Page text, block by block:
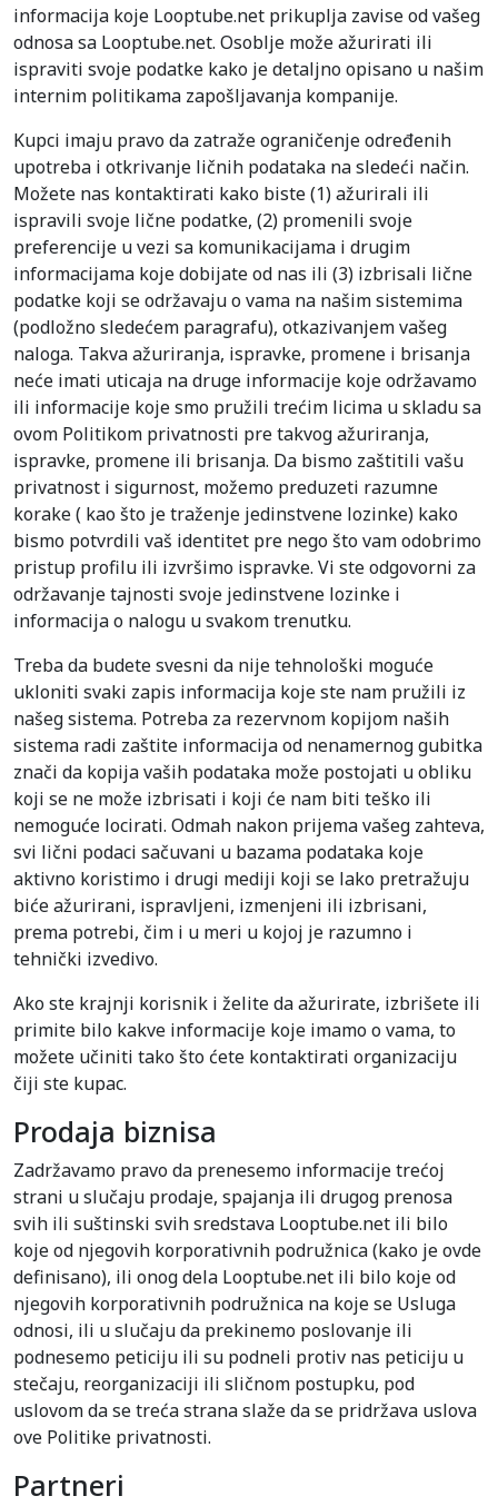
informacija koje Looptube.net prikuplja zavise od vašeg
odnosa sa Looptube.net. Osoblje može ažurirati ili
ispraviti svoje podatke kako je detaljno opisano u našim
internim politikama zapošljavanja kompanije.
Kupci imaju pravo da zatraže ograničenje određenih
upotreba i otkrivanje ličnih podataka na sledeći način.
Možete nas kontaktirati kako biste (1) ažurirali ili
ispravili svoje lične podatke, (2) promenili svoje
preferencije u vezi sa komunikacijama i drugim
informacijama koje dobijate od nas ili (3) izbrisali lične
podatke koji se održavaju o vama na našim sistemima
(podložno sledećem paragrafu), otkazivanjem vašeg
naloga. Takva ažuriranja, ispravke, promene i brisanja
neće imati uticaja na druge informacije koje održavamo
ili informacije koje smo pružili trećim licima u skladu sa
ovom Politikom privatnosti pre takvog ažuriranja,
ispravke, promene ili brisanja. Da bismo zaštitili vašu
privatnost i sigurnost, možemo preduzeti razumne
korake ( kao što je traženje jedinstvene lozinke) kako
bismo potvrdili vaš identitet pre nego što vam odobrimo
pristup profilu ili izvršimo ispravke. Vi ste odgovorni za
održavanje tajnosti svoje jedinstvene lozinke i
informacija o nalogu u svakom trenutku.
Treba da budete svesni da nije tehnološki moguće
ukloniti svaki zapis informacija koje ste nam pružili iz
našeg sistema. Potreba za rezervnom kopijom naših
sistema radi zaštite informacija od nenamernog gubitka
znači da kopija vaših podataka može postojati u obliku
koji se ne može izbrisati i koji će nam biti teško ili
nemoguće locirati. Odmah nakon prijema vašeg zahteva,
svi lični podaci sačuvani u bazama podataka koje
aktivno koristimo i drugi mediji koji se lako pretražuju
biće ažurirani, ispravljeni, izmenjeni ili izbrisani,
prema potrebi, čim i u meri u kojoj je razumno i
tehnički izvedivo.
Ako ste krajnji korisnik i želite da ažurirate, izbrišete ili
primite bilo kakve informacije koje imamo o vama, to
možete učiniti tako što ćete kontaktirati organizaciju
čiji ste kupac.
Prodaja biznisa
Zadržavamo pravo da prenesemo informacije trećoj
strani u slučaju prodaje, spajanja ili drugog prenosa
svih ili suštinski svih sredstava Looptube.net ili bilo
koje od njegovih korporativnih podružnica (kako je ovde
definisano), ili onog dela Looptube.net ili bilo koje od
njegovih korporativnih podružnica na koje se Usluga
odnosi, ili u slučaju da prekinemo poslovanje ili
podnesemo peticiju ili su podneli protiv nas peticiju u
stečaju, reorganizaciji ili sličnom postupku, pod
uslovom da se treća strana slaže da se pridržava uslova
ove Politike privatnosti.
Partneri